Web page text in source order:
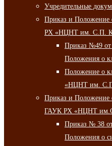
Учредительные
Приказ и
РХ «НЦНТ им. С.П.
Приказ №49 от
Положения о
Положение о
«НЦНТ им.
Приказ и Положение
ГАУК РХ «НЦНТ
Приказ № 38
Положения о